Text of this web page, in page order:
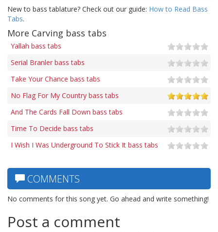
New to bass tablature? Check out our guide: How to Read Bass
Tabs.
More Carving bass tabs
Yallah bass tabs
Serial Branler bass tabs
Take Your Chance bass tabs
No Flag For My Country bass tabs
And The Cards Fall Down bass tabs
Time To Decide bass tabs
I Wish I Was Underground To Stick It bass tabs
COMMENTS
No comments for this song yet. Go ahead and write something!
Post a comment